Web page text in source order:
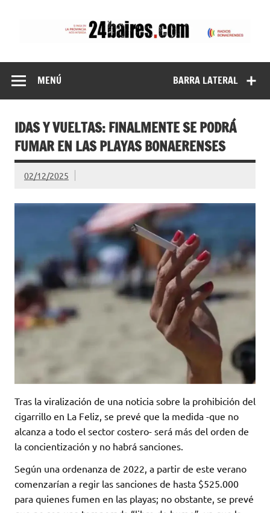
BARRA LATERAL
MENÚ
IDAS Y VUELTAS: FINALMENTE SE PODRÁ
FUMAR EN LAS PLAYAS BONAERENSES
02/12/2025
Tras la viralización de una noticia sobre la prohibición del
cigarrillo en La Feliz, se prevé que la medida -que no
alcanza a todo el sector costero- será más del orden de
la concientización y no habrá sanciones.
Según una ordenanza de 2022, a partir de este verano
comenzarían a regir las sanciones de hasta $525.000
para quienes fumen en las playas; no obstante, se prevé